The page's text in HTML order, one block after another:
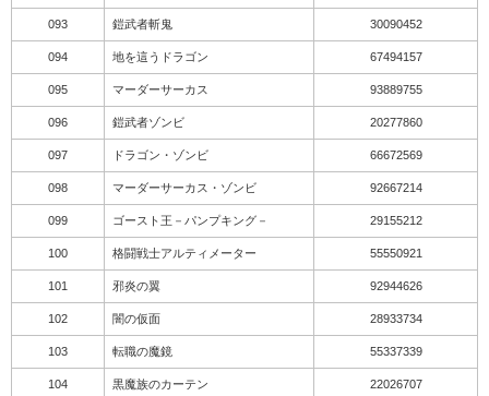
093 鎧武者斬鬼 30090452
094 地を這うドラゴン 67494157
095 マーダーサーカス 93889755
096 鎧武者ゾンビ 20277860
097 ドラゴン・ゾンビ 66672569
098 マーダーサーカス・ゾンビ 92667214
099 ゴースト王－パンプキング－ 29155212
100 格闘戦士アルティメーター 55550921
101 邪炎の翼 92944626
102 闇の仮面 28933734
103 転職の魔鏡 55337339
104 黒魔族のカーテン 22026707